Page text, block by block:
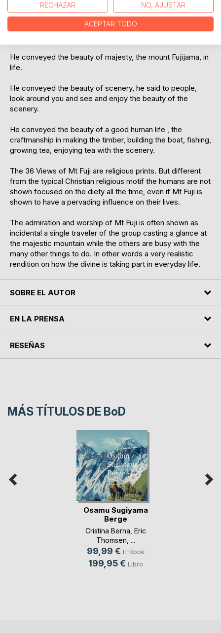
Hokusai was not only a truly great artist.
He also sent a message to common people, who could
He conveyed the beauty of majesty, the mount Fujijama, in
life.
He conveyed the beauty of scenery, he said to people,
look around you and see and enjoy the beauty of the
scenery.
He conveyed the beauty of a good human life , the
craftmanship in making the timber, building the boat, fishing,
growing tea, enjoying tea with the scenery.
The 36 Views of Mt Fuji are religious prints. But different
from the typical Christian religious motif the humans are not
shown focused on the diety all the time, even if Mt Fuji is
shown to have a pervading influence on their lives.
The admiration and worship of Mt Fuji is often shown as
incidental a single traveler of the group casting a glance at
the majestic mountain while the others are busy with the
many other things to do. In other words a very realistic
rendition on how the divine is taking part in everyday life.
SOBRE EL AUTOR
EN LA PRENSA
RESEÑAS
MÁS TÍTULOS DE BoD
Osamu Sugiyama
Berge
Cristina Berna Eric
Thomsen , ...
99,99 € E-Book
199,95 € Libro
RECHAZAR NO, AJUSTAR
ACEPTAR TODO